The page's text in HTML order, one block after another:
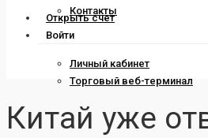
Контакты
Открыть счет
Войти
Личный кабинет
Торговый веб-терминал
Китай уже